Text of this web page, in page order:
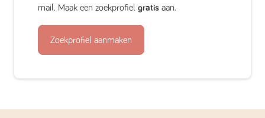
mail. Maak een zoekprofiel gratis aan.
Zoekprofiel aanmaken